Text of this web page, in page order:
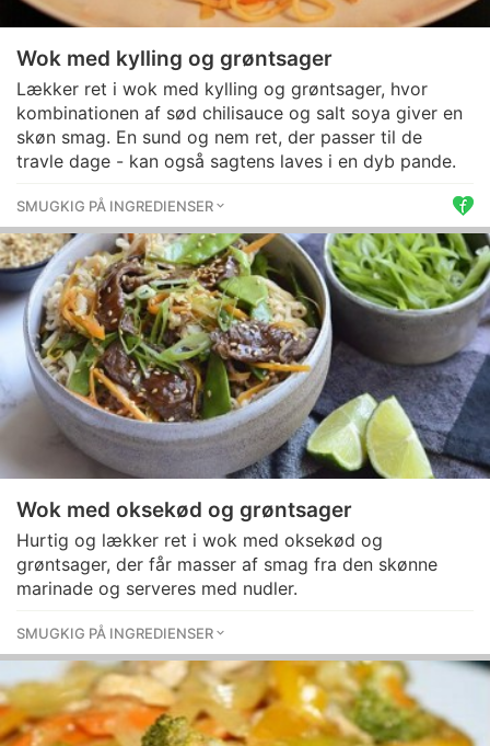
Wok med kylling og grøntsager
Lækker ret i wok med kylling og grøntsager, hvor
kombinationen af sød chilisauce og salt soya giver en
skøn smag. En sund og nem ret, der passer til de
travle dage - kan også sagtens laves i en dyb pande.
SMUGKIG PÅ INGREDIENSER
Wok med oksekød og grøntsager
Hurtig og lækker ret i wok med oksekød og
grøntsager, der får masser af smag fra den skønne
marinade og serveres med nudler.
SMUGKIG PÅ INGREDIENSER